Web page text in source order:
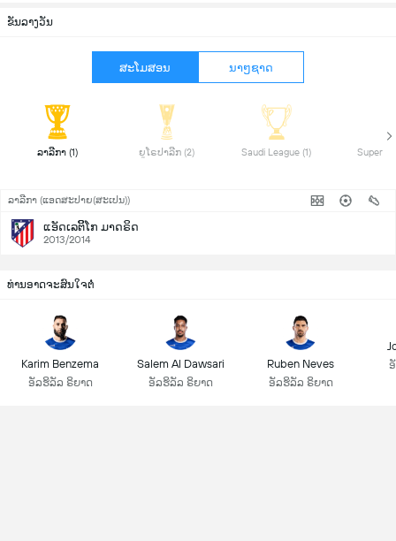
ຂັນລາງວັນ
ສະໂມສອນ ນາໆຊາດ
ລາລີກາ (1)
ລາລີກາ (ແອດສະປາຍ​(ສະເປນ))
ແອັດເລຕິິໂກ ມາດຣິດ
2013/2014
ທ່ານອາດຈະສົນໃຈຕໍ່
Karim Benzema
ອັລຮິລັລ ຣິຍາດ
Salem Al Dawsari
ອັລຮິລັລ ຣິຍາດ
Ruben Neves
ອັລຮິລັລ ຣິຍາດ